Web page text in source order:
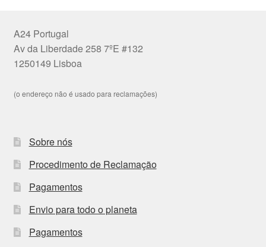
A24 Portugal
Av da Liberdade 258 7ºE #132
1250149 Lisboa
(o endereço não é usado para reclamações)
Sobre nós
Procedimento de Reclamação
Pagamentos
Envio para todo o planeta
Pagamentos